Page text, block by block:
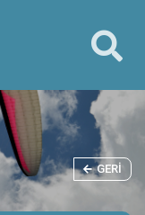
GERI